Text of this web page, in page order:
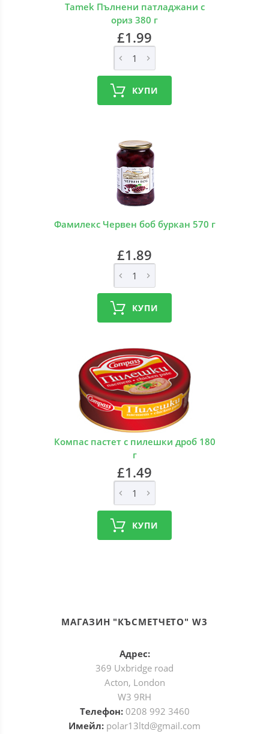
Tamek Пълнени патладжани с
ориз 380 г
£1.99
КУПИ
Фамилекс Червен боб буркан 570 г
£1.89
КУПИ
Компас пастет с пилешки дроб 180
г
£1.49
КУПИ
МАГАЗИН "КЪСМЕТЧЕТО" W3
Адрес:
369 Uxbridge road
Acton, London
W3 9RH
Телефон: 0208 992 3460
Имейл: polar13ltd@gmail.com